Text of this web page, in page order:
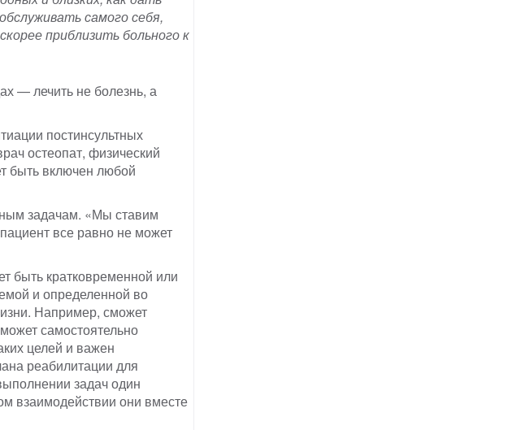
самого себя,
приблизить больного к
— лечить не болезнь, а
постинсультных
остеопат, физический
быть включен любой
задачам. «Мы ставим
все равно не может
быть кратковременной или
и определенной во
Например, сможет
самостоятельно
целей и важен
реабилитации для
задач один
взаимодействии они вместе